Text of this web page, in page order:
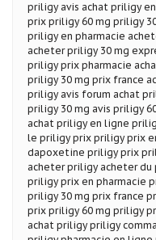
priligy avis achat priligy
prix priligy 60 mg priligy
priligy en pharmacie
acheter priligy 30 mg
priligy prix pharmacie
priligy 30 mg prix france
priligy avis forum achat
priligy 30 mg avis priligy
achat priligy en ligne
le priligy prix priligy prix
dapoxetine priligy prix
acheter priligy acheter du
priligy prix en pharmacie
priligy 30 mg prix france
prix priligy 60 mg priligy
achat priligy priligy